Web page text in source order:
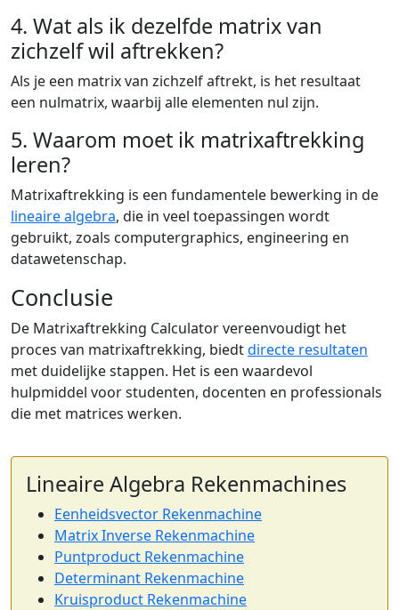
4. Wat als ik dezelfde matrix van
zichzelf wil aftrekken?
Als je een matrix van zichzelf aftrekt, is het resultaat
een nulmatrix, waarbij alle elementen nul zijn.
5. Waarom moet ik matrixaftrekking
leren?
Matrixaftrekking is een fundamentele bewerking in de
lineaire algebra, die in veel toepassingen wordt
gebruikt, zoals computergraphics, engineering en
datawetenschap.
Conclusie
De Matrixaftrekking Calculator vereenvoudigt het
proces van matrixaftrekking, biedtdirecte resultaten
met duidelijke stappen. Het is een waardevol
hulpmiddel voor studenten, docenten en professionals
die met matrices werken.
Lineaire Algebra Rekenmachines
Eenheidsvector Rekenmachine
Matrix Inverse Rekenmachine
Puntproduct Rekenmachine
Determinant Rekenmachine
Kruisproduct Rekenmachine